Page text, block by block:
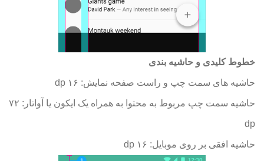
خطوط کلیدی و حاشیه بندی
حاشیه های سمت چپ و راست صفحه نمایش: ۱۶ dp
حاشیه سمت چپ مربوط به محتوا به همراه یک ایکون یا آواتار: ۷۲
dp
حاشیه افقی بر روی موبایل: ۱۶ dp